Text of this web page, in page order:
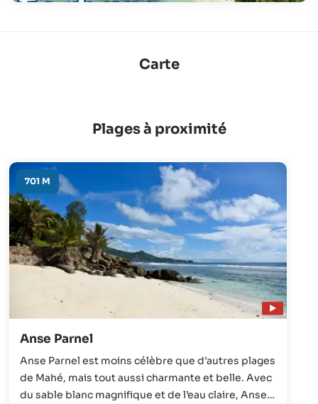
Carte
Plages à proximité
701 M
Anse Parnel
Anse Parnel est moins célèbre que d’autres plages
de Mahé, mais tout aussi charmante et belle. Avec
du sable blanc magnifique et de l’eau claire, Anse